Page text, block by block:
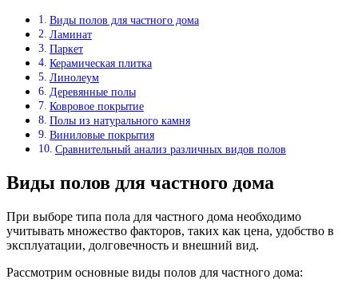
Виды полов для частного дома
Ламинат
Паркет
Керамическая плитка
Линолеум
Деревянные полы
Ковровое покрытие
Полы из натурального камня
Виниловые покрытия
Сравнительный анализ различных видов полов
Виды полов для частного дома
При выборе типа пола для частного дома необходимо
учитывать множество факторов, таких как цена, удобство в
эксплуатации, долговечность и внешний вид.
Рассмотрим основные виды полов для частного дома: